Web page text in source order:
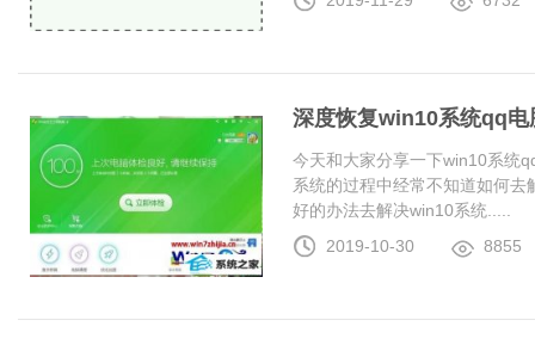
深度恢复win10系统qq
今天和大家分享一下win10系统
系统的过程中经常不知道如何
好的办法去解决win10系统.....
2019-10-30
8855